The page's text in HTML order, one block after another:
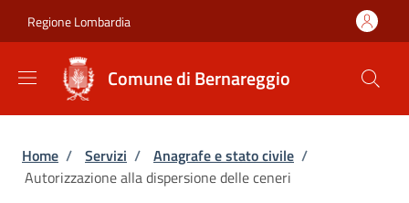
Regione Lombardia
Comune di Bernareggio
Briciole di pane
Home / Servizi / Anagrafe e stato civile /
Autorizzazione alla dispersione delle ceneri